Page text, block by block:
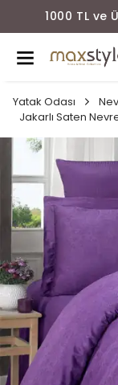
1000 TL ve
Yatak Odası
Jakarlı Saten